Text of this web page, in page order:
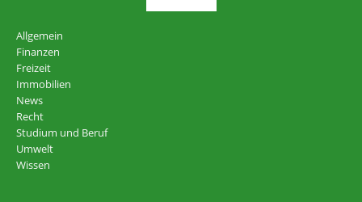
Allgemein
Finanzen
Freizeit
Immobilien
News
Recht
Studium und Beruf
Umwelt
Wissen